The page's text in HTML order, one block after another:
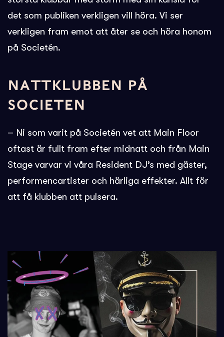
det som publiken verkligen vill höra. Vi ser
verkligen fram emot att åter se och höra honom
på Societén.
NATTKLUBBEN PÅ
SOCIETEN
– Ni som varit på Societén vet att Main Floor
oftast är fullt fram efter midnatt och från Main
Stage varvar vi våra Resident DJ’s med gäster,
performencartister och härliga effekter. Allt för
att få klubben att pulsera.